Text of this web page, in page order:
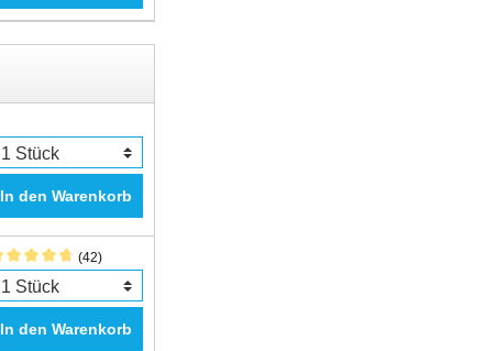
In den Warenkorb
(42)
In den Warenkorb